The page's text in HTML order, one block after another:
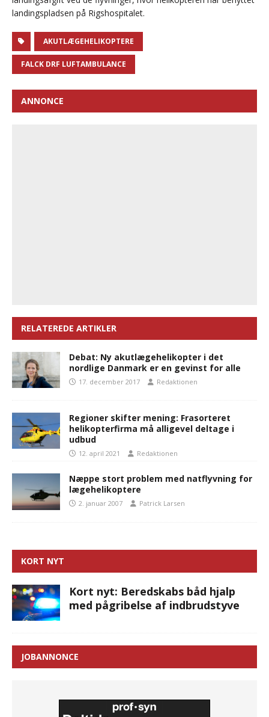
landingspladsen på Rigshospitalet.
AKUTLÆGEHELIKOPTERE
FALCK DRF LUFTAMBULANCE
ANNONCE
RELATEREDE ARTIKLER
Debat: Ny akutlægehelikopter i det
nordlige Danmark er en gevinst for alle
17. december 2017 Redaktionen
Regioner skifter mening: Frasorteret
helikopterfirma må alligevel deltage i
udbud
12. april 2021 Redaktionen
Næppe stort problem med natflyvning for
lægehelikoptere
2. januar 2007 Patrick Larsen
KORT NYT
Kort nyt: Beredskabs båd hjalp
med pågribelse af indbrudstyve
JOBANNONCE